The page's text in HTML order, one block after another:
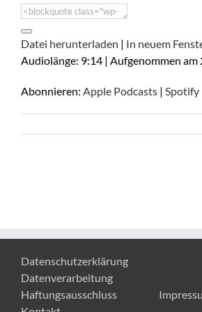
Datei herunterladen | In neuem
Audiolänge: 9:14 | Aufgenommen am
Abonnieren: Apple Podcasts | Spotify
Datenschutzerklärung
Datenverarbeitung
Haftungsausschluss